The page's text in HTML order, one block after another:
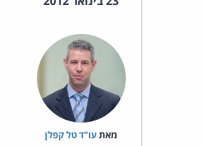
מאת‏עו"ד טל קפלן